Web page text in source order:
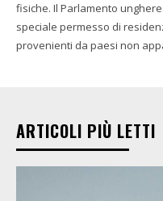
fisiche. Il Parlamento ungherese ha approvato l'istituzione di uno
speciale permesso di
provenienti da paesi non
ARTICOLI PIÙ LETTI